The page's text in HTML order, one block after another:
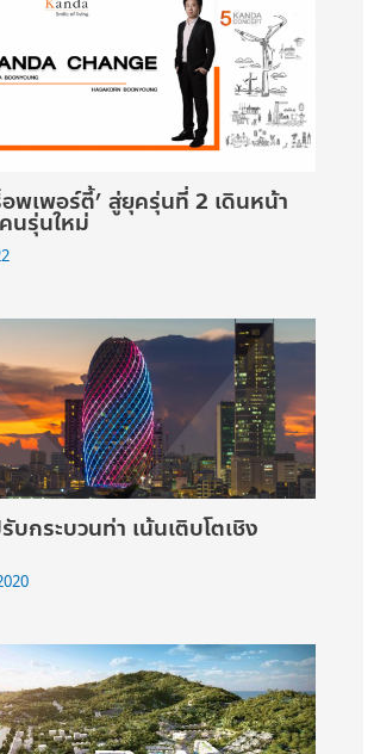
พเพอร์ตี้’ สู่ยุครุ่นที่ 2 เดินหน้า
นรุ่นใหม่
บกระบวนท่า เน้นเติบโตเชิง